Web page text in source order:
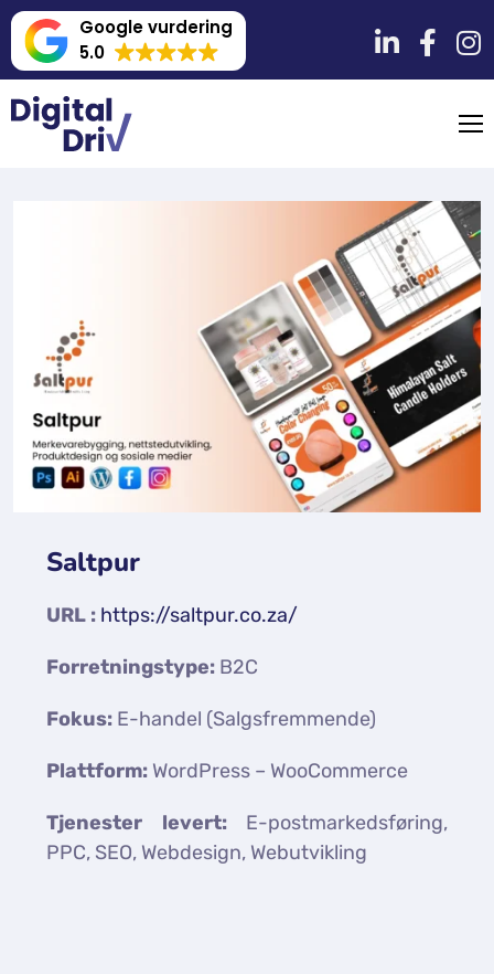
Google vurdering
5.0
Saltpur
URL : https://saltpur.co.za/
Forretningstype: B2C
Fokus: E-handel (Salgsfremmende)
Plattform: WordPress – WooCommerce
Tjenester levert:E-postmarkedsføring,
PPC, SEO, Webdesign, Webutvikling